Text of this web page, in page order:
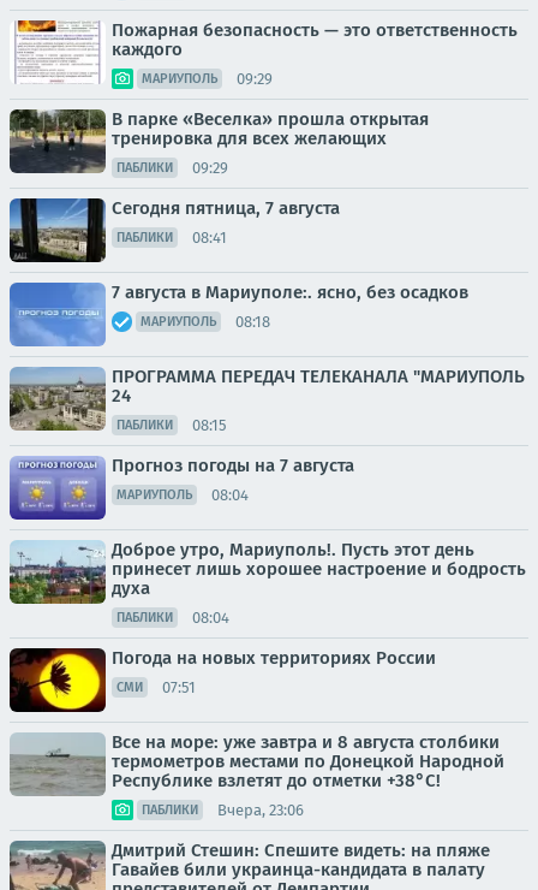
Пожарная безопасность — это ответственность
каждого
МАРИУПОЛЬ 09:29
В парке «Веселка» прошла открытая
тренировка для всех желающих
ПАБЛИКИ 09:29
Сегодня пятница, 7 августа
ПАБЛИКИ 08:41
7 августа в Мариуполе:. ясно, без осадков
МАРИУПОЛЬ 08:18
ПРОГРАММА ПЕРЕДАЧ ТЕЛЕКАНАЛА "МАРИУПОЛЬ
24
ПАБЛИКИ 08:15
Прогноз погоды на 7 августа
МАРИУПОЛЬ 08:04
Доброе утро, Мариуполь!. Пусть этот день
принесет лишь хорошее настроение и бодрость
духа
ПАБЛИКИ 08:04
Погода на новых территориях России
СМИ 07:51
Все на море: уже завтра и 8 августа столбики
термометров местами по Донецкой Народной
Республике взлетят до отметки +38°C!
ПАБЛИКИ Вчера, 23:06
Дмитрий Стешин: Спешите видеть: на пляже
Гавайев били украинца-кандидата в палату